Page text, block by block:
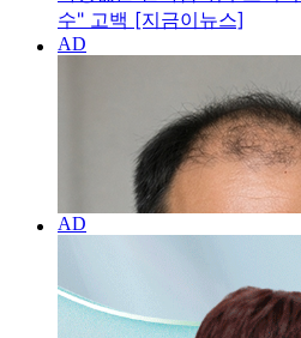
수" 고백 [지금이뉴스]